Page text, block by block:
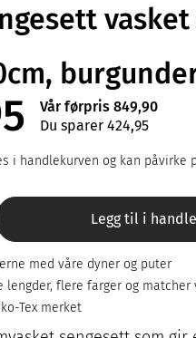
Vår førpris 849,90
Du sparer 424,95
i handlekurven og kan påvirke
Legg til i
med våre dyner og puter
lengder, flere farger og
Tex merket